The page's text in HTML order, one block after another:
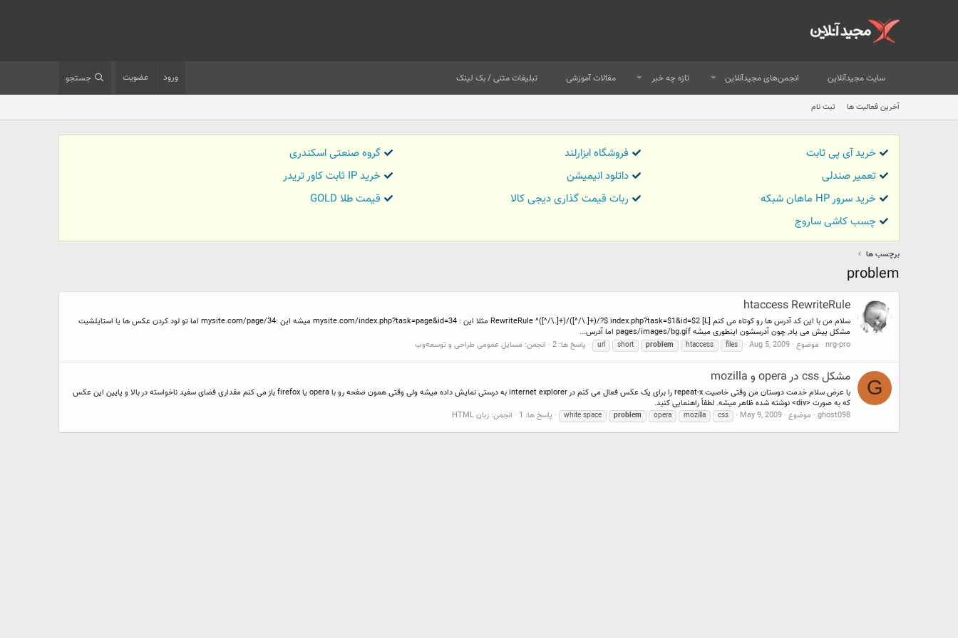
سایت مجیدآنلاین انجمن‌های مجیدآنلاین تازه چه خبر مقالات آموزشی تبلیغات متنی / بک لینک ورود عضویت جستجو
آخرین فعالیت ها ثبت نام
خرید آی پی ثابت فروشگاه ابزارلند
گروه صنعتی اسکندری
تعمیر صندلی
داتلود انیمیشن
خرید IP ثابت کاور تریدر
خرید سرور HP ماهان شبکه
ربات قیمت گذاری دیجی کالا
قیمت طلا GOLD
چسب کاشی ساروج
برچسب ها
problem
htaccess RewriteRule
سلام من با این کد آدرس ها رو کوتاه می کنم RewriteRule ^([^/\.]+)/([^/\.]+)/?$ index.php?task=$1&id=$2 [L] مثلا این : mysite.com/index.php?task=page&id=34 میشه این :mysite.com/page/34 اما تو لود کردن عکس ها یا استایلشیت
مشکل پیش می یاد, چون آدرسشون اینطوری میشه pages/images/bg.gif اما آدرس...
nrg-pro موضوع Aug 5, 2009
files
htaccess
problem
short
url پاسخ ها: 2 انجمن: مسایل عمومی طراحی و توسعه‌وب
G مشکل css در opera و mozilla
با عرض سلام خدمت دوستان من وقتی خاصیت repeat-x را برای یک عکس فعال می کنم در internet explorer به درستی نمایش داده میشه ولی وقتی همون صفحه رو با opera یا firefox باز می کنم مقداری فضای سفید ناخواسته در بالا و پایین این عکس
که به صورت <div> نوشته شده ظاهر میشه. لطفاً راهنمایی کنید.
ghost098 موضوع May 9, 2009
css
mozilla
opera
problem
white space پاسخ ها: 1 انجمن: زبان HTML